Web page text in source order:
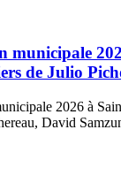
municipale
de Julio
2026 à
David